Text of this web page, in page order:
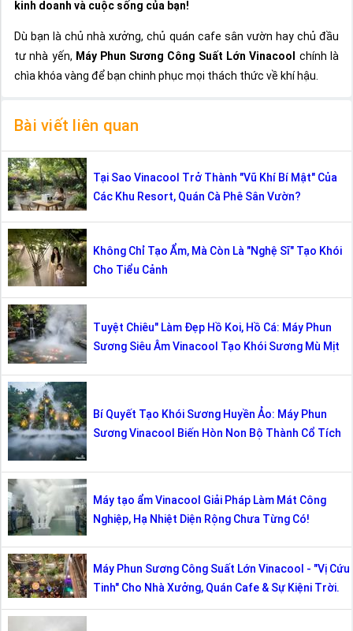
kinh doanh và cuộc sống của bạn!
Dù bạn là chủ nhà xưởng, chủ quán cafe sân vườn hay chủ đầu
tư nhà yến, Máy Phun Sương Công Suất Lớn Vinacool
chính là
chìa khóa vàng để bạn chinh phục mọi thách thức về khí hậu.
Bài viết liên quan
Tại Sao Vinacool Trở Thành "Vũ Khí Bí Mật" Của
Các Khu Resort, Quán Cà Phê Sân Vườn?
Không Chỉ Tạo Ẩm, Mà Còn Là "Nghệ Sĩ" Tạo Khói
Cho Tiểu Cảnh
Tuyệt Chiêu" Làm Đẹp Hồ Koi, Hồ Cá: Máy Phun
Sương Siêu Âm Vinacool Tạo Khói Sương Mù Mịt
Bí Quyết Tạo Khói Sương Huyền Ảo: Máy Phun
Sương Vinacool Biến Hòn Non Bộ Thành Cổ Tích
Máy tạo ẩm Vinacool Giải Pháp Làm Mát Công
Nghiệp, Hạ Nhiệt Diện Rộng Chưa Từng Có!
Máy Phun Sương Công Suất Lớn Vinacool - "Vị Cứu
Tinh" Cho Nhà Xưởng, Quán Cafe & Sự Kiệni Trời.